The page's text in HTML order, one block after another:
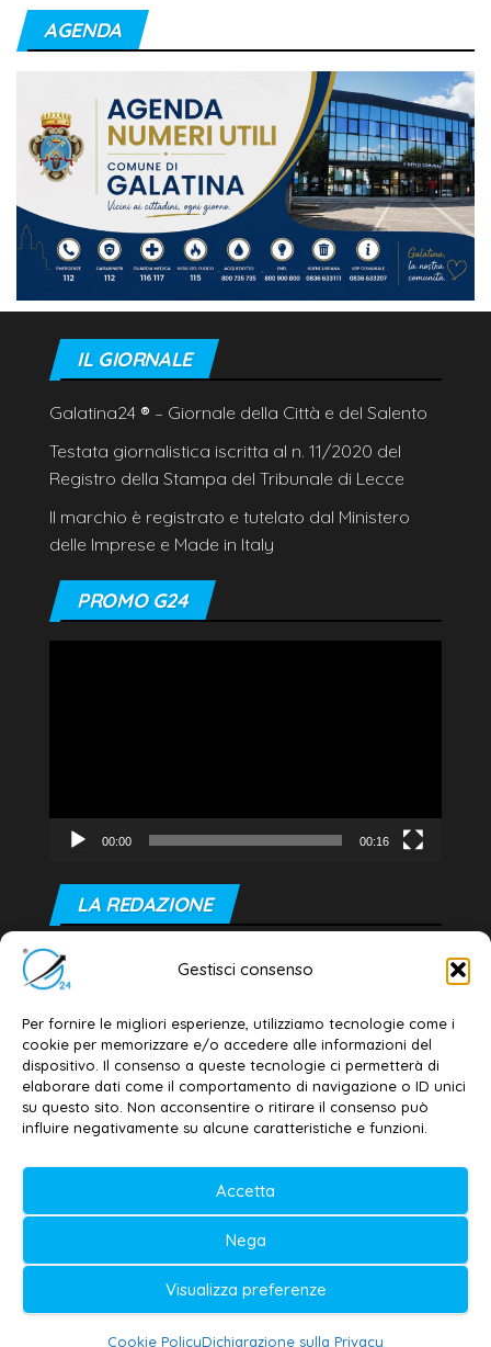
Gestisci consenso
Per fornire le migliori esperienze, utilizziamo tecnologie come i
cookie per memorizzare e/o accedere alle informazioni del
dispositivo. Il consenso a queste tecnologie ci permetterà di
elaborare dati come il comportamento di navigazione o ID unici
su questo sito. Non acconsentire o ritirare il consenso può
influire negativamente su alcune caratteristiche e funzioni.
Accetta
Nega
Visualizza preferenze
Cookie PolicyDichiarazione sulla Privacy
AGENDA
IL GIORNALE
Galatina24 ® – Giornale della Città e del Salento
Testata giornalistica iscritta al n. 11/2020 del
Registro della Stampa del Tribunale di Lecce
Il marchio è registrato e tutelato dal Ministero
delle Imprese e Made in Italy
PROMO G24
00:00 00:16
LA REDAZIONE
Editore e direttore responsabile:
Dott. Daniele G. Masciullo
Email: redazione@galatina24.it
Contatti –Disclaimer
Privacy policy –Cookie policy
Testata iscritta al n. 11/2020 Registro della
Stampa Tribunale di Lecce
Editore e direttore responsabile:
Daniele G. Masciullo